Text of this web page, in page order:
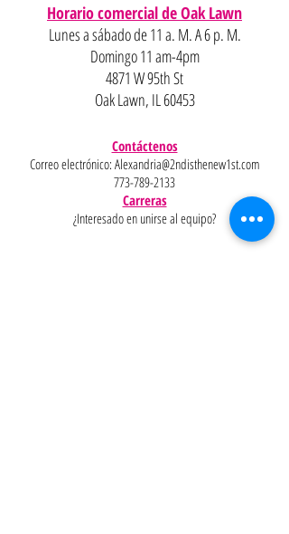
Horario comercial de Oak Lawn
Lunes a sábado de 11 a. M. A 6 p. M.
Domingo 11 am-4pm
4871 W 95th St
Oak Lawn, IL 60453
Contáctenos
Correo electrónico: Alexandria@2ndisthenew1st.com
773-789-2133
Carreras
¿Interesado en unirse al equipo?